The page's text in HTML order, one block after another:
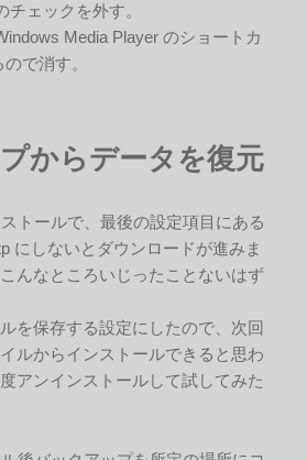
チェックを外す。
Media Player のショートカ
で消す。
からデータを復元
トールで、最後の設定項目にある
にしないとダウンロードが進みま
んなところいじったことないはず
を保存する設定にしたので、次回
ルからインストールできると思わ
アンインストールして試してみた